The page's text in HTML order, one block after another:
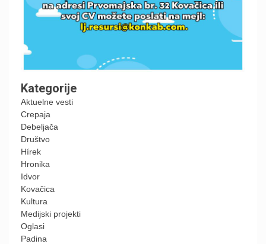
Kategorije
Aktuelne vesti
Crepaja
Debeljača
Društvo
Hírek
Hronika
Idvor
Kovačica
Kultura
Medijski projekti
Oglasi
Padina